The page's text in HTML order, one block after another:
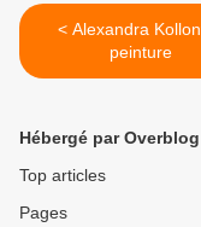
< Alexandra Kollontaï,
peinture
Hébergé par Overblog
Top articles
Pages